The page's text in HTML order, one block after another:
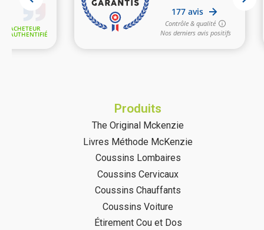
Produits
The Original Mckenzie
Livres Méthode McKenzie
Coussins Lombaires
Coussins Cervicaux
Coussins Chauffants
Coussins Voiture
Étirement Cou et Dos